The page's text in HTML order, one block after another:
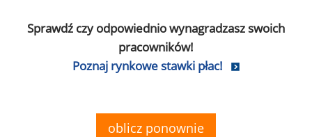
Sprawdź czy odpowiednio wynagradzasz swoich
pracowników!
Poznaj rynkowe stawki płac!
oblicz ponownie